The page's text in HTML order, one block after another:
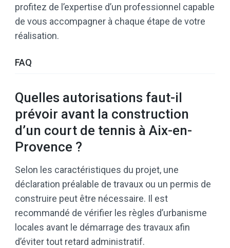
profitez de l’expertise d’un professionnel capable
de vous accompagner à chaque étape de votre
réalisation.
FAQ
Quelles autorisations faut-il
prévoir avant la construction
d’un court de tennis à Aix-en-
Provence ?
Selon les caractéristiques du projet, une
déclaration préalable de travaux ou un permis de
construire peut être nécessaire. Il est
recommandé de vérifier les règles d’urbanisme
locales avant le démarrage des travaux afin
d’éviter tout retard administratif.